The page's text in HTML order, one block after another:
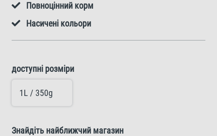
Повноцінний корм
Насичені кольори
доступні розміри
1L / 350g
Знайдіть найближчий магазин